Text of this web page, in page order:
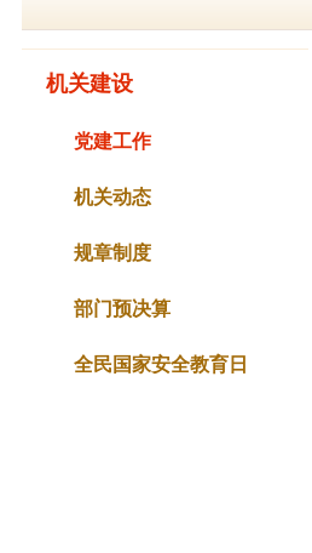
机关建设
党建工作
机关动态
规章制度
部门预决算
全民国家安全教育日